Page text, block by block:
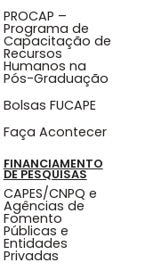
PROCAP –
Programa de
Capacitação de
Recursos
Humanos na
Pós-Graduação
Bolsas FUCAPE
Faça Acontecer
FINANCIAMENTO
DE PESQUISAS
CAPES/CNPQ e
Agências de
Fomento
Públicas e
Entidades
Privadas